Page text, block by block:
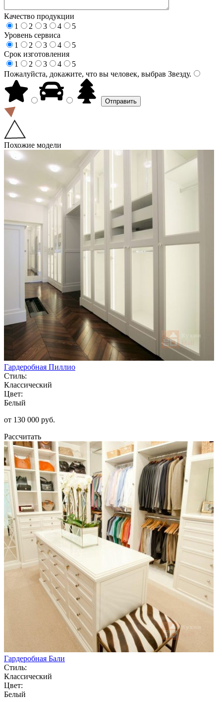
Качество продукции
1
2 3 4
5
Уровень сервиса
1
2 3 4
5
Срок изготовления
1
2 3 4
5
Пожалуйста, докажите, что вы человек, выбрав Звезду.
Похожие модели
Гардеробная Пиллио
Стиль:
Классический
Цвет:
Белый
от 130 000 руб.
Рассчитать
Гардеробная Бали
Стиль:
Классический
Цвет:
Белый